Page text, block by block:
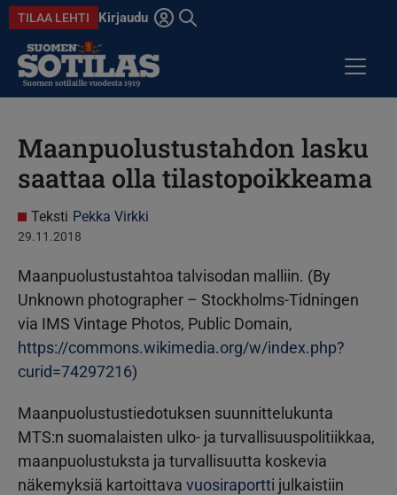
Hyppää pääsisältöön
TILAA LEHTI Kirjaudu Avaa haku
ARTIKKELIT
KOLUMNIT
ANSIOMITALI
DIGILEHDET
Maanpuolustustahdon lasku
saattaa olla tilastopoikkeama
Teksti Pekka Virkki
29.11.2018
Maanpuolustustahtoa talvisodan malliin. (By
Unknown photographer – Stockholms-Tidningen
via IMS Vintage Photos, Public Domain,
https://commons.wikimedia.org/w/index.php?
curid=74297216)
Maanpuolustustiedotuksen suunnittelukunta
MTS:n suomalaisten ulko- ja turvallisuuspolitiikkaa,
maanpuolustuksta ja turvallisuutta koskevia
näkemyksiä kartoittava vuosiraportti julkaistiin